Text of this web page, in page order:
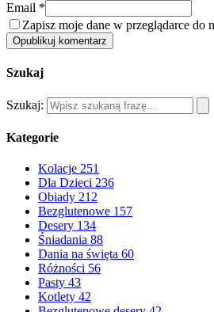
Email *
Zapisz moje dane w przeglądarce do
Opublikuj komentarz
Szukaj
Szukaj:
Kategorie
Kolacje 251
Dla Dzieci 236
Obiady 212
Bezglutenowe 157
Desery 134
Śniadania 88
Dania na święta 60
Różności 56
Pasty 43
Kotlety 42